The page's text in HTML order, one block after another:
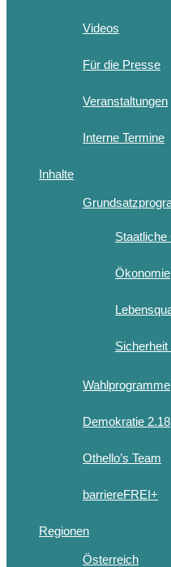
Videos
Für die Presse
Veranstaltungen
Interne Termine
Inhalte
Staatliche
Ökonomie
Sicherheit
Wahlprogramme
Demokratie 2.18
Othello’s Team
barriereFREI+
Regionen
Österreich